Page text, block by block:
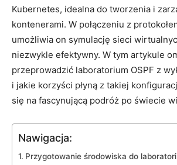
Kubernetes, idealna​ do tworzenia ​i
kontenerami. W połączeniu z
umożliwia on symulację ⁢sieci
niezwykle efektywny. W⁢ tym artykule
⁢przeprowadzić‌ laboratorium OSPF z​
i jakie korzyści‍ płyną‍ z takiej
się na⁣ fascynującą podróż po świecie
Nawigacja:
Przygotowanie środowiska do